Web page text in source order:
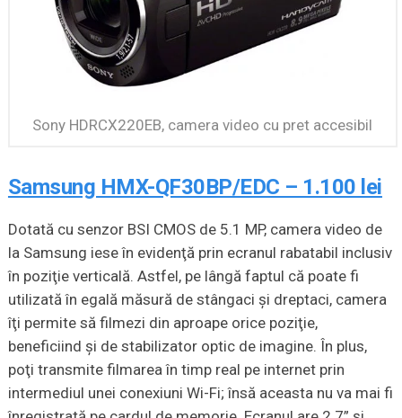
Sony HDRCX220EB, camera video cu pret accesibil
Samsung HMX-QF30BP/EDC – 1.100 lei
Dotată cu senzor BSI CMOS de 5.1 MP, camera video de
la Samsung iese în evidenţă prin ecranul rabatabil inclusiv
în poziţie verticală. Astfel, pe lângă faptul că poate fi
utilizată în egală măsură de stângaci şi dreptaci, camera
îţi permite să filmezi din aproape orice poziţie,
beneficiind şi de stabilizator optic de imagine. În plus,
poţi transmite filmarea în timp real pe internet prin
intermediul unei conexiuni Wi-Fi; însă aceasta nu va mai fi